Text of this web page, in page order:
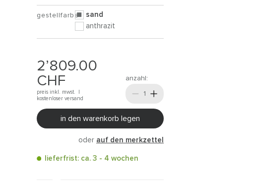
gestellfarbe
sand
anthrazit
2’809.00
CHF
preis inkl. mwst. |
kostenloser versand
anzahl:
in den warenkorb legen
oder auf den merkzettel
lieferfrist: ca. 3 - 4 wochen